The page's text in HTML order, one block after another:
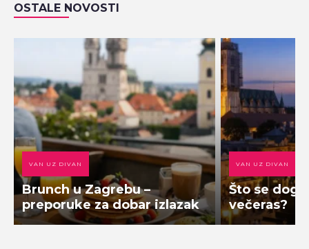
OSTALE NOVOSTI
VAN UZ DIVAN
Brunch u Zagrebu –
preporuke za dobar izlazak
VAN UZ DIVAN
Što se
večeras?